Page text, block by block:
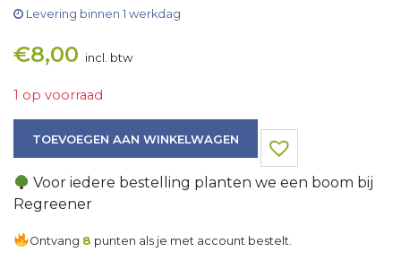
Levering binnen 1 werkdag
€8,00 incl. btw
1 op voorraad
TOEVOEGEN AAN WINKELWAGEN
Voor iedere bestelling planten we een boom bij
Regreener
Ontvang 8 punten als je met account bestelt.